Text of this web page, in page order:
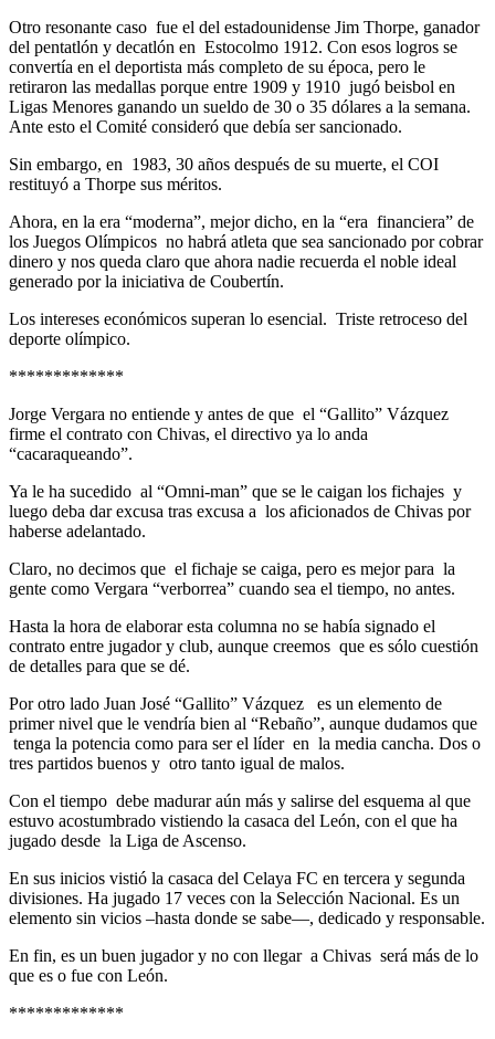
Otro resonante caso fue el del estadounidense Jim Thorpe, ganador
del pentatlón y decatlón en Estocolmo 1912. Con esos logros se
convertía en el deportista más completo de su época, pero le
retiraron las medallas porque entre 1909 y 1910 jugó beisbol en
Ligas Menores ganando un sueldo de 30 o 35 dólares a la semana.
Ante esto el Comité consideró que debía ser sancionado.
Sin embargo, en 1983, 30 años después de su muerte, el COI
restituyó a Thorpe sus méritos.
Ahora, en la era “moderna”, mejor dicho, en la “era financiera” de
los Juegos Olímpicos no habrá atleta que sea sancionado por cobrar
dinero y nos queda claro que ahora nadie recuerda el noble ideal
generado por la iniciativa de Coubertín.
Los intereses económicos superan lo esencial. Triste retroceso del
deporte olímpico.
*************
Jorge Vergara no entiende y antes de que el “Gallito” Vázquez
firme el contrato con Chivas, el directivo ya lo anda
“cacaraqueando”.
Ya le ha sucedido al “Omni-man” que se le caigan los fichajes y
luego deba dar excusa tras excusa a los aficionados de Chivas por
haberse adelantado.
Claro, no decimos que el fichaje se caiga, pero es mejor para la
gente como Vergara “verborrea” cuando sea el tiempo, no antes.
Hasta la hora de elaborar esta columna no se había signado el
contrato entre jugador y club, aunque creemos que es sólo cuestión
de detalles para que se dé.
Por otro lado Juan José “Gallito” Vázquez es un elemento de
primer nivel que le vendría bien al “Rebaño”, aunque dudamos que
tenga la potencia como para ser el líder en la media cancha. Dos o
tres partidos buenos y otro tanto igual de malos.
Con el tiempo debe madurar aún más y salirse del esquema al que
estuvo acostumbrado vistiendo la casaca del León, con el que ha
jugado desde la Liga de Ascenso.
En sus inicios vistió la casaca del Celaya FC en tercera y segunda
divisiones. Ha jugado 17 veces con la Selección Nacional. Es un
elemento sin vicios –hasta donde se sabe—, dedicado y responsable.
En fin, es un buen jugador y no con llegar a Chivas será más de lo
que es o fue con León.
*************